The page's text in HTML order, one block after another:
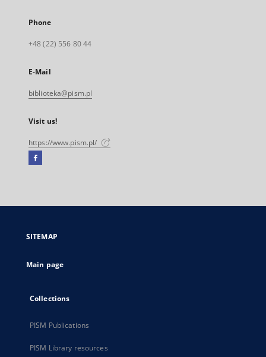
Phone
+48 (22) 556 80 44
E-Mail
biblioteka@pism.pl
Visit us!
https://www.pism.pl/
Facebook
open
new
SITEMAP
Main page
Collections
PISM Publications
PISM Library resources